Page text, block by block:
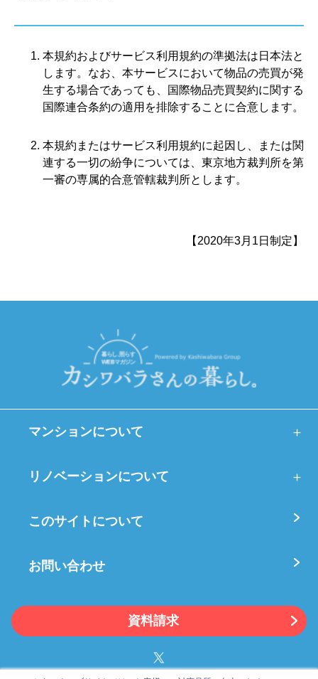
本規約およびサービス利用規約の準拠法は日本法と
します。なお、本サービスにおいて物品の売買が発
生する場合であっても、国際物品売買契約に関する
国際連合条約の適用を排除することに合意します。
本規約またはサービス利用規約に起因し、または関
連する一切の紛争については、東京地方裁判所を第
一審の専属的合意管轄裁判所とします。
【2020年3月1日制定】
マンションについて
リノベーションについて
このサイトについて
お問い合わせ
資料請求